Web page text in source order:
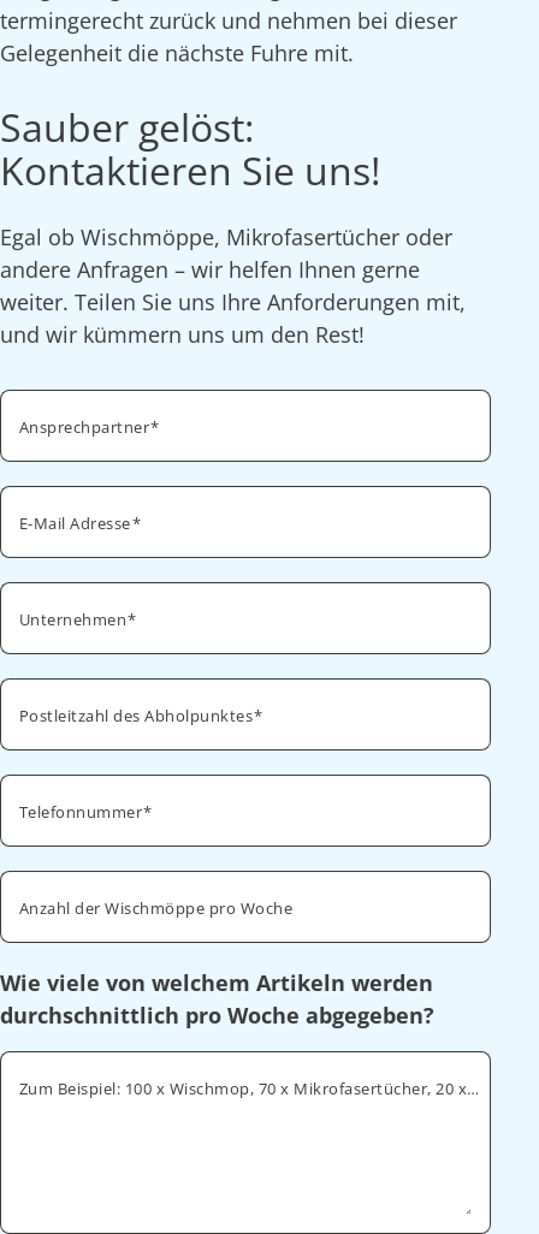
termingerecht zurück und nehmen bei dieser
Gelegenheit die nächste Fuhre mit.
Sauber gelöst:
Kontaktieren Sie uns!
Egal ob Wischmöppe, Mikrofasertücher oder
andere Anfragen – wir helfen Ihnen gerne
weiter. Teilen Sie uns Ihre Anforderungen mit,
und wir kümmern uns um den Rest!
Ansprechpartner
E-Mail Adresse
Unternehmen
Postleitzahl des Abholpunktes
Telefonnummer
Anzahl der Wischmöppe pro Woche
Wie viele von welchem Artikeln werden
durchschnittlich pro Woche abgegeben?
Zum Beispiel: 100 x Wischmop, 70 x Mikrofasertücher, 20 x Geschirrtücher